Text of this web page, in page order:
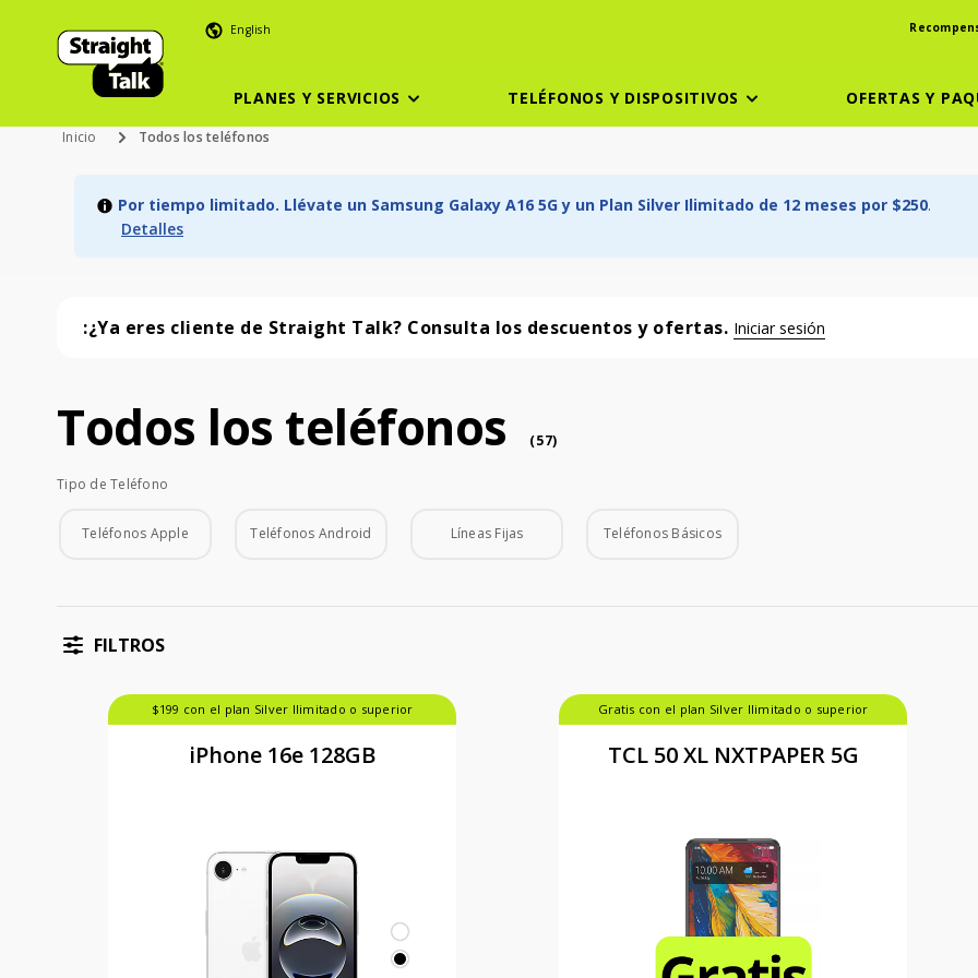
English
PLANES Y SERVICIOS TELÉFONOS Y DISPOSITIVOS OFERTAS Y
Inicio Todos los teléfonos
Por tiempo limitado. Llévate un Samsung Galaxy A16 5G y un Plan Silver Ilimitado de 12 meses por $250.
Detalles
:¿Ya eres cliente de Straight Talk? Consulta los descuentos y ofertas. Iniciar sesión
Todos los teléfonos (57 phone )
Todos los teléfonos (57)
Tipo de Teléfono
Tipo de Teléfono
Teléfonos Apple Teléfonos Android Líneas Fijas Teléfonos Básicos
FILTROS
$199 con el plan Silver Ilimitado o superior
iPhone 16e 128GB
Gratis con el plan Silver Ilimitado o superior
TCL 50 XL NXTPAPER 5G